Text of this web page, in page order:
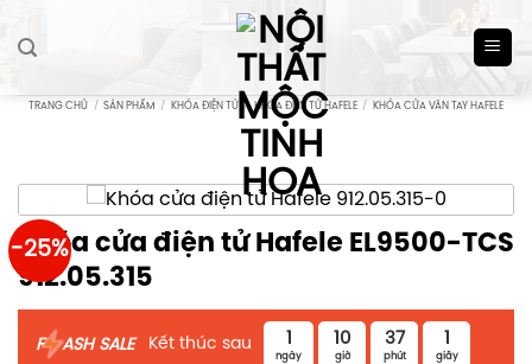
TRANG CHỦ / SẢN PHẨM / KHÓA ĐIỆN TỬ / KHÓA ĐIỆN TỬ HAFELE / KHÓA CỬA VÂN TAY HAFELE
-25%
Khóa cửa điện tử Hafele EL9500-TCS
912.05.315
F ASH SALE Kết thúc sau 1
ngày
10
giờ
37
phút
0
giây